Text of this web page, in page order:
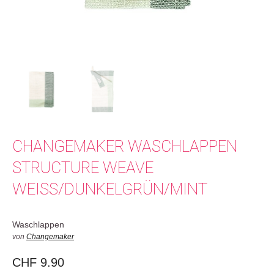
CHANGEMAKER WASCHLAPPEN
STRUCTURE WEAVE
WEISS/DUNKELGRÜN/MINT
Waschlappen
von Changemaker
CHF 9.90